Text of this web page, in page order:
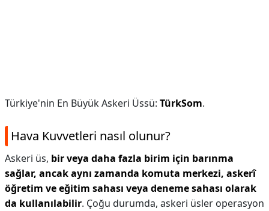
Türkiye'nin En Büyük Askeri Üssü: TürkSom.
Hava Kuvvetleri nasıl olunur?
Askeri üs, bir veya daha fazla birim için barınma
sağlar, ancak aynı zamanda komuta merkezi, askerî
öğretim ve eğitim sahası veya deneme sahası olarak
da kullanılabilir. Çoğu durumda, askeri üsler operasyon